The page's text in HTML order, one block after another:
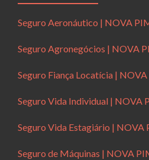
Seguro Aeronáutico | NOVA
Seguro Agronegócios | NOVA
Seguro Fiança Locatícia |
Seguro Vida Individual | NOVA
Seguro Vida Estagiário | NOVA
Seguro de Máquinas | NOVA